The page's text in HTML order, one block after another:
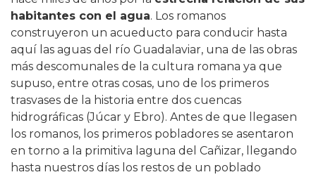
habitantes con el agua. Los romanos
construyeron un acueducto para conducir hasta
aquí las aguas del río Guadalaviar, una de las obras
más descomunales de la cultura romana ya que
supuso, entre otras cosas, uno de los primeros
trasvases de la historia entre dos cuencas
hidrográficas (Júcar y Ebro). Antes de que llegasen
los romanos, los primeros pobladores se asentaron
en torno a la primitiva laguna del Cañizar, llegando
hasta nuestros días los restos de un poblado